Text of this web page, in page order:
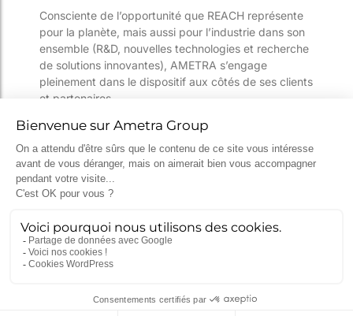
Consciente de l’opportunité que REACH représente
pour la planète, mais aussi pour l’industrie dans son
ensemble (R&D, nouvelles technologies et recherche
de solutions innovantes), AMETRA s’engage
pleinement dans le dispositif aux côtés de ses clients
et partenaires.
Pour en savoir plus sur notre société,rendez-vous
sur notre site officiel.
* Règlement n° 1907/2006 du 18 décembre 2006,
entré en vigueur en 2007 et consultable
[/et_pb_text][/et_pb_column][/et_pb_row]